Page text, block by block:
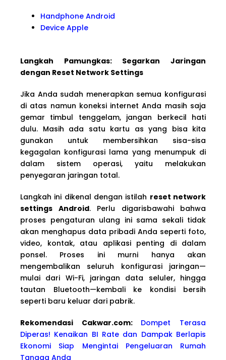
Handphone Android
Device Apple
Langkah Pamungkas: Segarkan Jaringan
dengan Reset Network Settings
Jika Anda sudah menerapkan semua konfigurasi
di atas namun koneksi internet Anda masih saja
gemar timbul tenggelam, jangan berkecil hati
dulu. Masih ada satu kartu as yang bisa kita
gunakan untuk membersihkan sisa-sisa
kegagalan konfigurasi lama yang menumpuk di
dalam sistem operasi, yaitu melakukan
penyegaran jaringan total.
Langkah ini dikenal dengan istilah reset network
settings Android. Perlu digarisbawahi bahwa
proses pengaturan ulang ini sama sekali tidak
akan menghapus data pribadi Anda seperti foto,
video, kontak, atau aplikasi penting di dalam
ponsel. Proses ini murni hanya akan
mengembalikan seluruh konfigurasi jaringan—
mulai dari Wi-Fi, jaringan data seluler, hingga
tautan Bluetooth—kembali ke kondisi bersih
seperti baru keluar dari pabrik.
Rekomendasi Cakwar.com: Dompet Terasa
Diperas! Kenaikan BI Rate dan Dampak Berlapis
Ekonomi Siap Mengintai Pengeluaran Rumah
Tangga Anda